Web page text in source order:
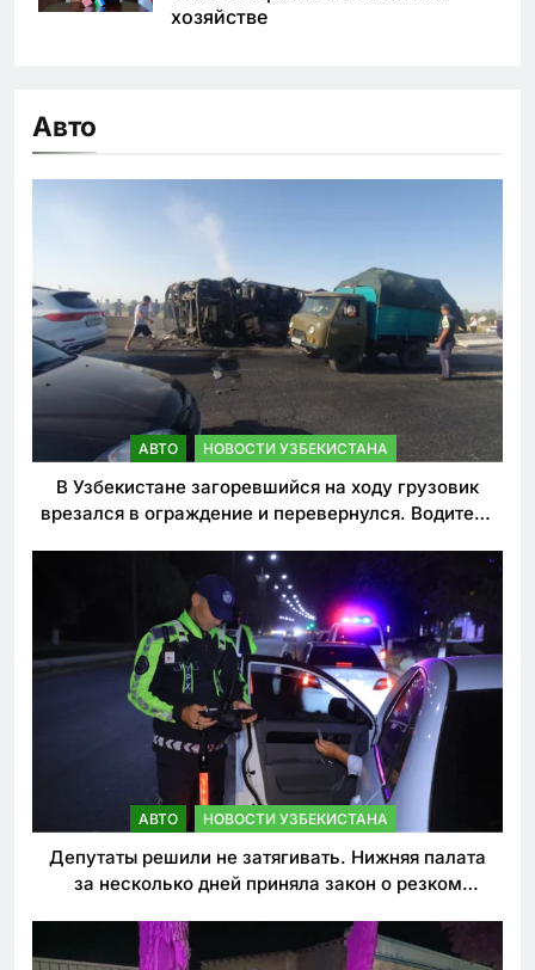
хозяйстве
Авто
АВТО НОВОСТИ УЗБЕКИСТАНА
В Узбекистане загоревшийся на ходу грузовик
врезался в ограждение и перевернулся. Водитель
АВТО НОВОСТИ УЗБЕКИСТАНА
Депутаты решили не затягивать. Нижняя палата
за несколько дней приняла закон о резком